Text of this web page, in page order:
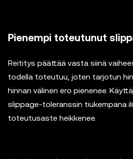
Pienempi toteutunut
Reititys päättää vasta siinä
todella toteutuu, joten tarjotun
hinnan välinen ero pienenee.
slippage-toleranssin tiukempana
toteutusaste heikkenee.